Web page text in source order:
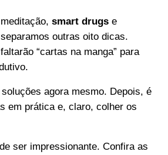
smart drugse
outras oito dicas.
“cartas na manga” para
agora mesmo. Depois, é
em prática e, claro, colher os
ser impressionante. Confira as